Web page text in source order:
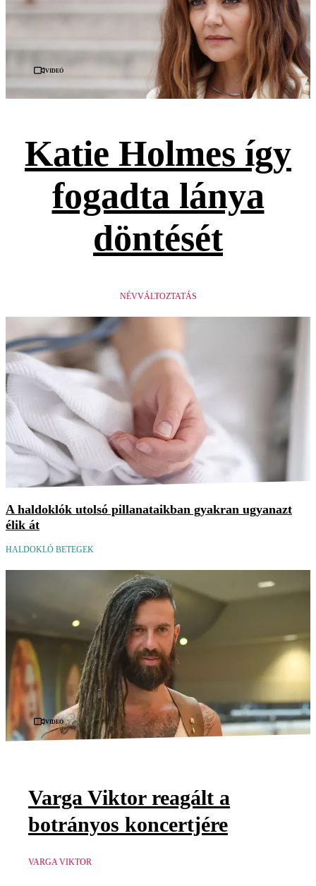
Videó
Katie Holmes így
fogadta lánya
döntését
NÉVVÁLTOZTATÁS
A haldoklók utolsó pillanataikban gyakran ugyanazt
élik át
HALDOKLÓ BETEGEK
Videó
Varga Viktor reagált a
botrányos koncertjére
VARGA VIKTOR